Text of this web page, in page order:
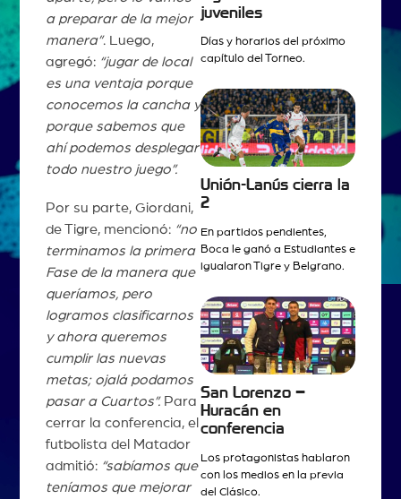
a preparar de la mejor
manera”. Luego,
agregó: “jugar de local
es una ventaja porque
conocemos la cancha y
porque sabemos que
ahí podemos desplegar
todo nuestro juego”.
Por su parte, Giordani,
de Tigre, mencionó: “no
terminamos la primera
Fase de la manera que
queríamos, pero
logramos clasificarnos
y ahora queremos
cumplir las nuevas
metas; ojalá podamos
pasar a Cuartos”.Para
cerrar la conferencia, el
futbolista del Matador
admitió: “sabíamos que
teníamos que mejorar
juveniles
Días y horarios del próximo
capítulo del Torneo.
Unión-Lanús cierra la
2
En partidos pendientes,
Boca le ganó a Estudiantes e
igualaron Tigre y Belgrano.
San Lorenzo –
Huracán en
conferencia
Los protagonistas hablaron
con los medios en la previa
del Clásico.